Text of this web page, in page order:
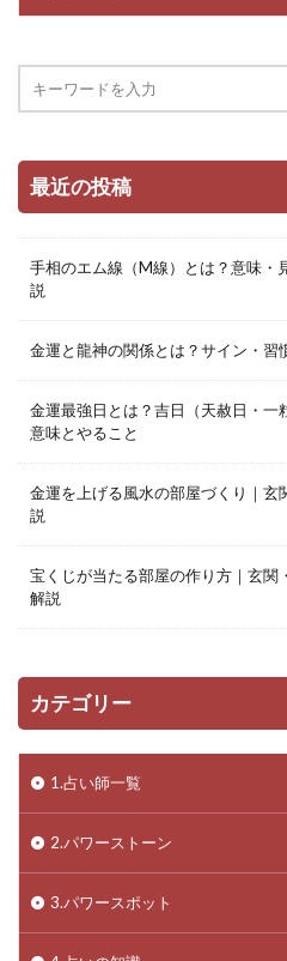
最近の投稿
手相のエム線（M線）とは？意味・
説
金運と龍神の関係とは？サイン・習
金運最強日とは？吉日（天赦日・一
意味とやること
金運を上げる風水の部屋づくり｜玄
説
宝くじが当たる部屋の作り方｜玄関
解説
カテゴリー
1.占い師一覧
2.パワーストーン
3.パワースポット